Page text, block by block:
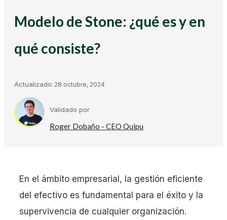
Modelo de Stone: ¿qué es y en
qué consiste?
Actualizado: 28 octubre, 2024
Validado por
Roger Dobaño - CEO Quipu
En el ámbito empresarial, la gestión eficiente
del efectivo es fundamental para el éxito y la
supervivencia de cualquier organización.